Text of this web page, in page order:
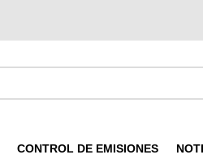
CONTROL DE EMISIONES